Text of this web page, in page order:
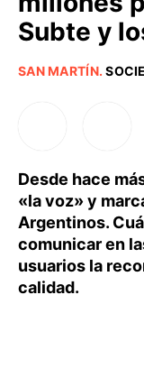
PROVINCIAS
Subte y
SAN MARTÍN.
Desde hace
«la voz» y
Argentinos.
comunicar en
usuarios la
calidad.